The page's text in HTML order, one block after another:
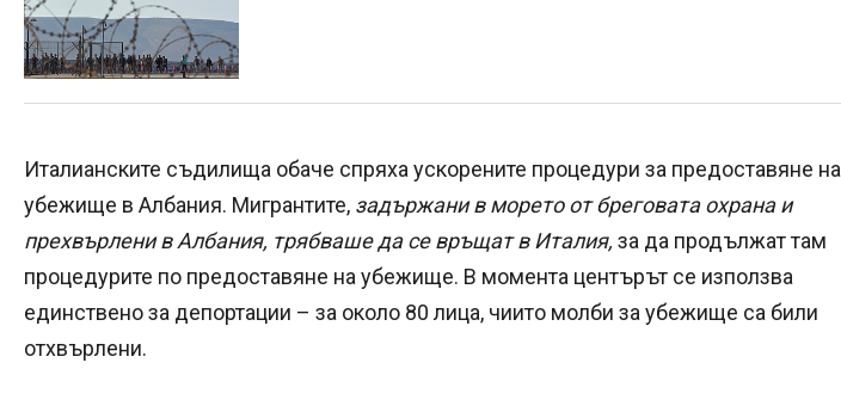
Италианските съдилища обаче спряха ускорените процедури за предоставяне на
убежище в Албания. Мигрантите, задържани в морето от бреговата охрана и
прехвърлени в Албания, трябваше да се връщат в Италия, за да продължат там
процедурите по предоставяне на убежище. В момента центърът се използва
единствено за депортации – за около 80 лица, чиито молби за убежище са били
отхвърлени.